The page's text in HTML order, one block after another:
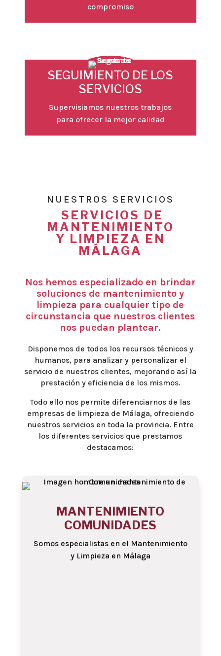
compromiso
SEGUIMIENTO DE LOS
SERVICIOS
Supervisiamos nuestros trabajos
para ofrecer la mejor calidad
NUESTROS SERVICIOS
SERVICIOS DE
MANTENIMIENTO
Y LIMPIEZA EN
MÁLAGA
Nos hemos especializado en brindar
soluciones de mantenimiento y
limpieza para cualquier tipo de
circunstancia que nuestros clientes
nos puedan plantear.
Disponemos de todos los recursos técnicos y
humanos, para analizar y personalizar el
servicio de nuestros clientes, mejorando así la
prestación y eficiencia de los mismos.
Todo ello nos permite diferenciarnos de las
empresas de limpieza de Málaga, ofreciendo
nuestros servicios en toda la provincia. Entre
los diferentes servicios que prestamos
destacamos:
MANTENIMIENTO
COMUNIDADES
Somos especialistas en el Mantenimiento
y Limpieza en Málaga